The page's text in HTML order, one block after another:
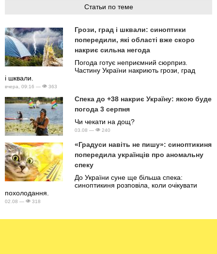
Статьи по теме
Грози, град і шквали: синоптики
попередили, які області вже скоро
накриє сильна негода
Погода готує неприємний сюрприз.
Частину України накриють грози, град
і шквали.
вчера, 09:16 — 363
Спека до +38 накриє Україну: якою буде
погода 3 серпня
Чи чекати на дощ?
03.08 — 240
«Градуси навіть не пишу»: синоптикиня
попередила українців про аномальну
спеку
До України суне ще більша спека:
синоптикиня розповіла, коли очікувати
похолодання.
02.08 — 318